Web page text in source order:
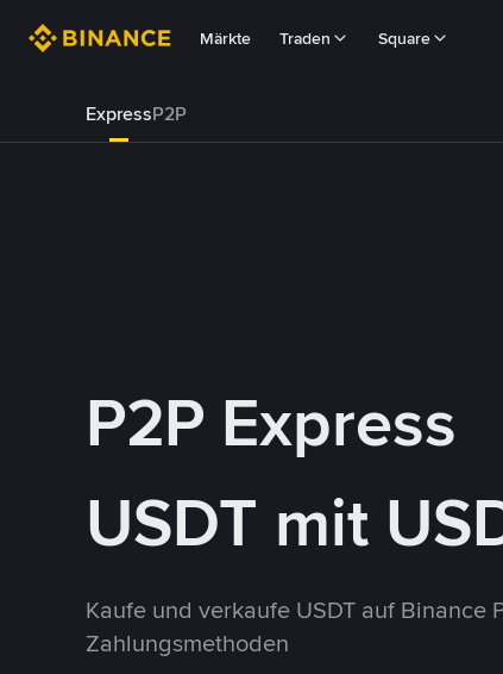
Märkte Traden Square
ExpressP2P
P2P Express
USDT mit
Kaufe und verkaufe USDT auf Binance
Zahlungsmethoden